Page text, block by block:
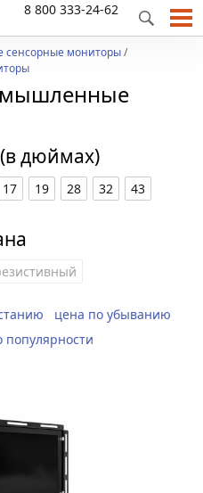
8 800 333-24-62
мониторы/
дюймах)
17 19 28 32 43
цена по убыванию
популярности